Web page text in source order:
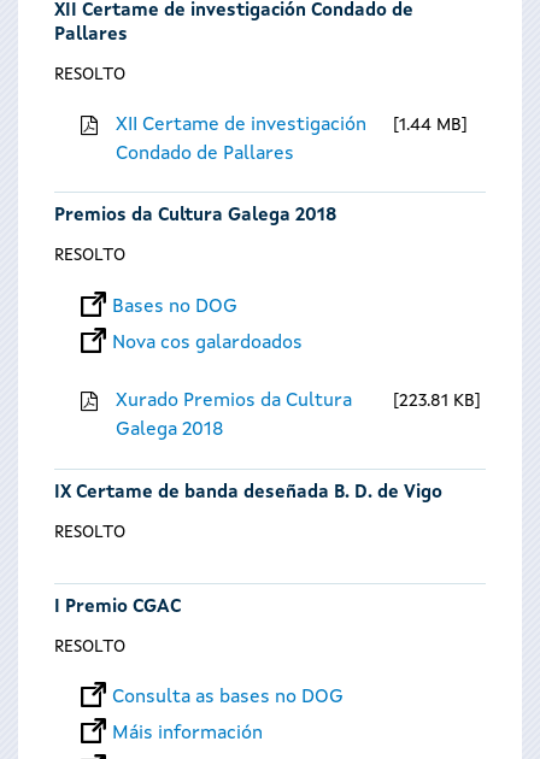
XII Certame de investigación Condado de
Pallares
RESOLTO
XII Certame de investigación
Condado de Pallares
1.44 MB
Premios da Cultura Galega 2018
RESOLTO
Bases no DOG
Nova cos galardoados
Xurado Premios da Cultura
Galega 2018
223.81 KB
IX Certame de banda deseñada B. D. de Vigo
RESOLTO
I Premio CGAC
RESOLTO
Consulta as bases no DOG
Máis información